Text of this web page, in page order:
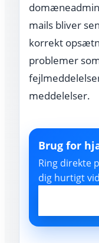
mails bliver
korrekt
problemer
meddelelser.
Brug for
Ring direkte
dig hurtigt